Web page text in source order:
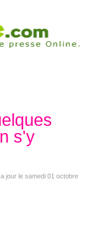
s'y
a jour le samedi 01 octobre